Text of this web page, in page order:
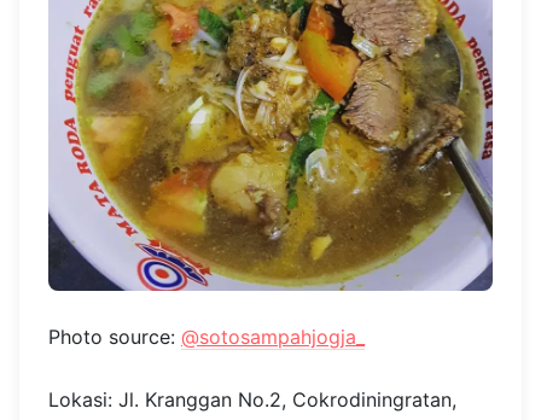
Photo source: @sotosampahjogja_
Lokasi: Jl. Kranggan No.2, Cokrodiningratan,